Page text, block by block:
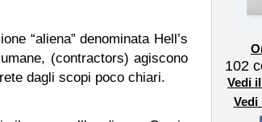
“aliena” denominata Hell’s
(contractors) agiscono
dagli scopi poco chiari.
102
Vedi
Vedi